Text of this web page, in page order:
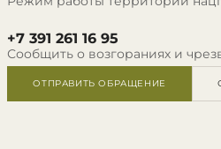
+7 391 261 16 95
Сообщить о возгораниях и
ОТПРАВИТЬ ОБРАЩЕНИЕ